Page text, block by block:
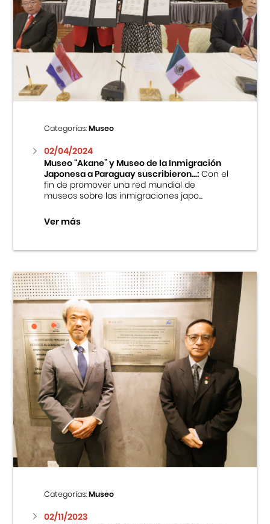
Categorías:Museo
02/04/2024
Museo “Akane” y Museo de la Inmigración
Japonesa a Paraguay suscribieron...:Con el
fin de promover una red mundial de
museos sobre las inmigraciones japo...
Ver más
Categorías:Museo
02/11/2023